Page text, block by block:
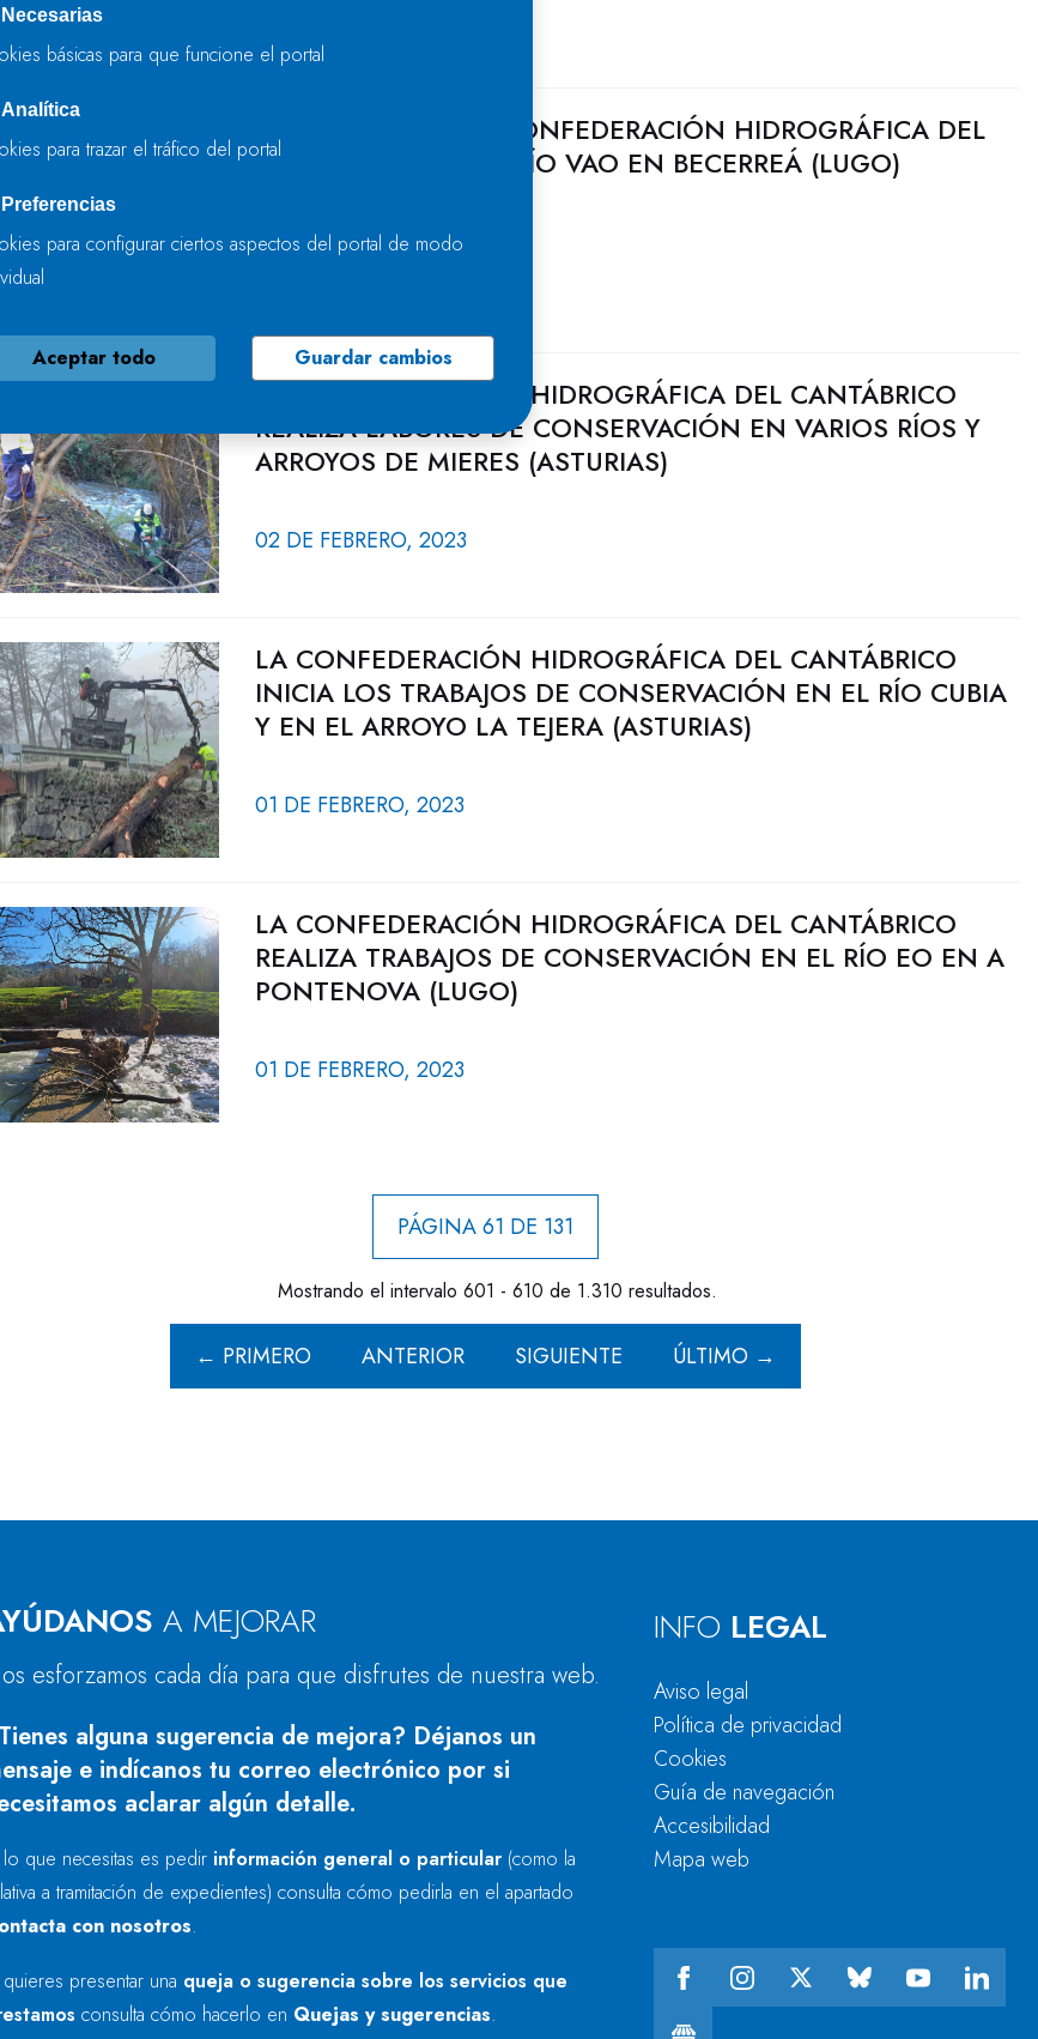
ACTUACIÓN DE LA CONFEDERACIÓN HIDROGRÁFICA DEL
CANTÁBRICO EN EL RÍO VAO EN BECERREÁ (LUGO)
09 DE FEBRERO, 2023
LA CONFEDERACIÓN HIDROGRÁFICA DEL CANTÁBRICO
REALIZA LABORES DE CONSERVACIÓN EN VARIOS RÍOS Y
ARROYOS DE MIERES (ASTURIAS)
02 DE FEBRERO, 2023
LA CONFEDERACIÓN HIDROGRÁFICA DEL CANTÁBRICO
INICIA LOS TRABAJOS DE CONSERVACIÓN EN EL RÍO CUBIA
Y EN EL ARROYO LA TEJERA (ASTURIAS)
01 DE FEBRERO, 2023
LA CONFEDERACIÓN HIDROGRÁFICA DEL CANTÁBRICO
REALIZA TRABAJOS DE CONSERVACIÓN EN EL RÍO EO EN A
PONTENOVA (LUGO)
01 DE FEBRERO, 2023
PÁGINA 61 DE 131
Mostrando el intervalo 601 - 610 de 1.310 resultados.
← PRIMERO ANTERIOR SIGUIENTE ÚLTIMO →
A MEJORAR
esforzamos cada día para que disfrutes de nuestra web.
alguna sugerencia de mejora? Déjanos un
e indícanos tu correo electrónico por si
aclarar algún detalle.
que necesitas es pedir información general o particular (como la
a tramitación de expedientes) consulta cómo pedirla en el apartado
con nosotros.
presentar una queja o sugerencia sobre los servicios que
consulta cómo hacerlo en Quejas y sugerencias.
INFO LEGAL
Aviso legal
Política de privacidad
Cookies
Guía de navegación
Accesibilidad
Mapa web
Necesarias
básicas para que funcione el portal
Analítica
para trazar el tráfico del portal
Preferencias
para configurar ciertos aspectos del portal de modo
Aceptar todo Guardar cambios